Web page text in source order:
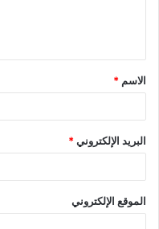
الاسم *
البريد الإلكتروني*
الموقع الإلكتروني